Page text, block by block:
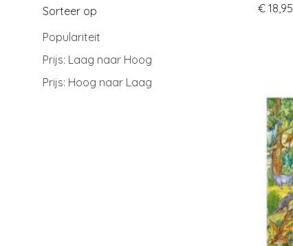
Sorteer op
Populariteit
Prijs: Laag naar Hoog
Prijs: Hoog naar Laag
€18,95